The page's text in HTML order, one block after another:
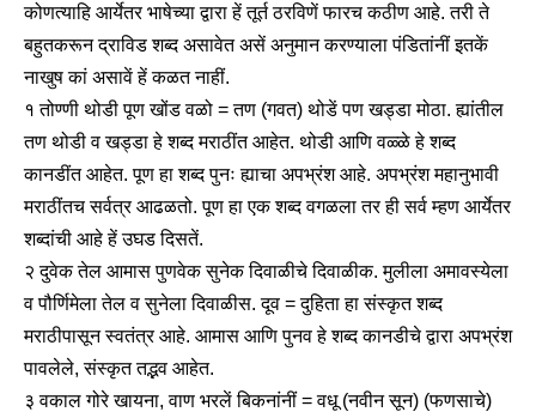
कोणत्याहि आर्येतर भाषेच्या द्वारा हें तूर्त ठरविणें फारच कठीण आहे. तरी ते
बहुतकरून द्राविड शब्द असावेत असें अनुमान करण्याला पंडितांनीं इतकें
नाखुष कां असावें हें कळत नाहीं.
१ तोण्णी थोडी पूण खोंड वळो = तण (गवत) थोडें पण खड्डा मोठा. ह्यांतील
तण थोडी व खड्डा हे शब्द मराठींत आहेत. थोडी आणि वळ्ळे हे शब्द
कानडींत आहेत. पूण हा शब्द पुनः ह्याचा अपभ्रंश आहे. अपभ्रंश महानुभावी
मराठींतच सर्वत्र आढळतो. पूण हा एक शब्द वगळला तर ही सर्व म्हण आर्येतर
शब्दांची आहे हें उघड दिसतें.
२ दुवेक तेल आमास पुणवेक सुनेक दिवाळीचे दिवाळीक. मुलीला अमावस्येला
व पौर्णिमेला तेल व सुनेला दिवाळीस. दूव = दुहिता हा संस्कृत शब्द
मराठीपासून स्वतंत्र आहे. आमास आणि पुनव हे शब्द कानडीचे द्वारा अपभ्रंश
पावलेले, संस्कृत तद्भव आहेत.
३ वकाल गोरे खायना, वाण भरलें बिकनांनीं = वधू (नवीन सून) (फणसाचे)